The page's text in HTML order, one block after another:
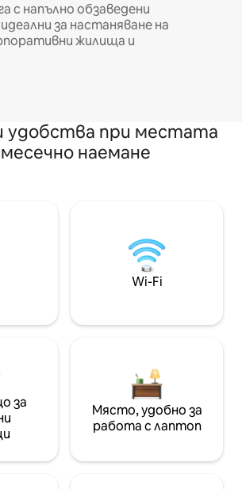
с напълно обзаведени
за настаняване на
жилища и
удобства при местата
наемане
Wi-Fi
за
Място, удобно за
работа с лаптоп